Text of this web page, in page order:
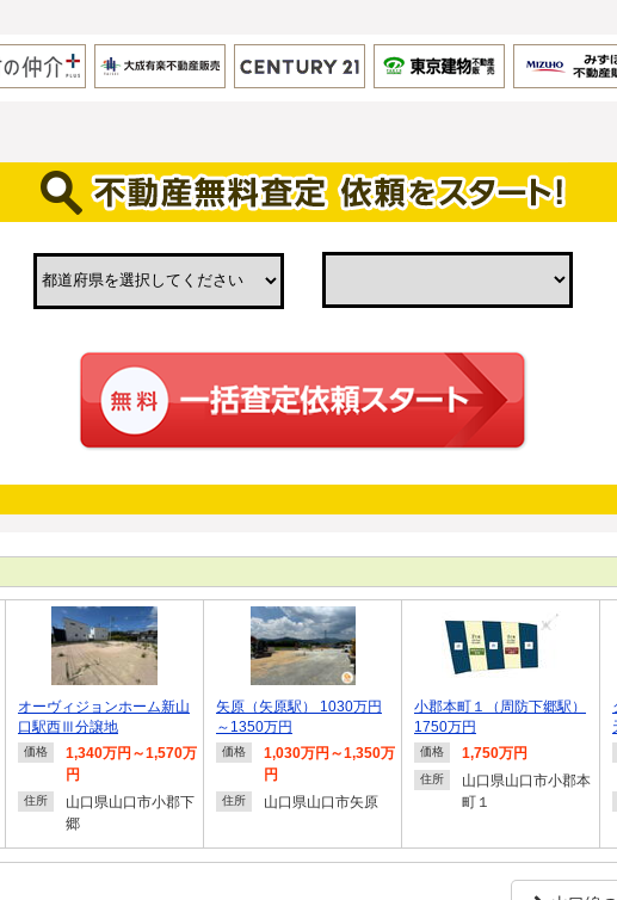
オーヴィジョンホーム新山
口駅西Ⅲ分譲地
価格
1,340万円～1,570万
円
住所
山口県山口市小郡下
郷
矢原（矢原駅） 1030万円
～1350万円
価格
1,030万円～1,350万
円
住所 山口県山口市矢原
小郡本町１（周防下郷駅）
1750万円
価格 1,750万円
住所
山口県山口市小郡本
町１